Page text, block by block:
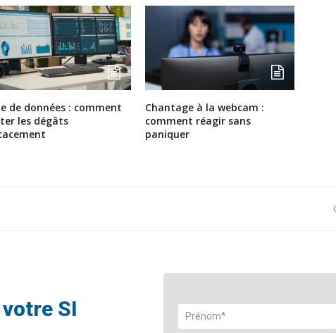
de données : comment
les dégâts
Chantage à la webcam :
comment réagir sans
paniquer
SI